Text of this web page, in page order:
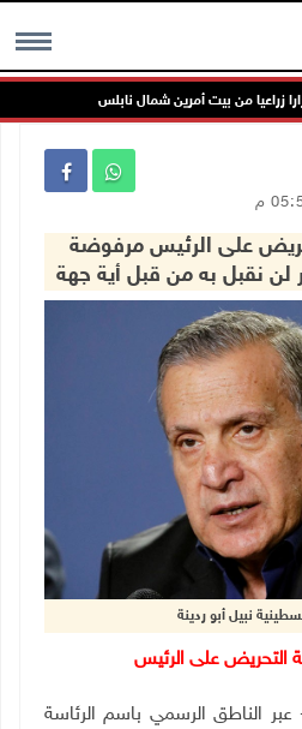
MENU من بيت أمرين شمال نابلس
على الرئيس مرفوضة
نقبل به من قبل أية جهة
نبيل أبو ردينة
التحريض على الرئيس
19-8-2022 وفا- عبر الناطق الرسمي باسم الرئاسة